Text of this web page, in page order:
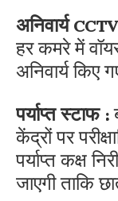
अनिवार्य
हर कमरे में
अनिवार्य किए
पर्याप्त स्टाफ :
केंद्रों पर
पर्याप्त कक्ष
जाएगी ताकि